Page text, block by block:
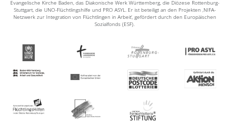
Evangelische Kirche Baden, das Diakonische Werk Württemberg, die Diözese Rottenburg-
Stuttgart, die UNO-Flüchtlingshilfe und PRO ASYL. Er ist beteiligt an den Projekten ‚NIFA-
Netzwerk zur Integration von Flüchtlingen in Arbeit‘, gefördert durch den Europäischen
Sozialfonds (ESF).